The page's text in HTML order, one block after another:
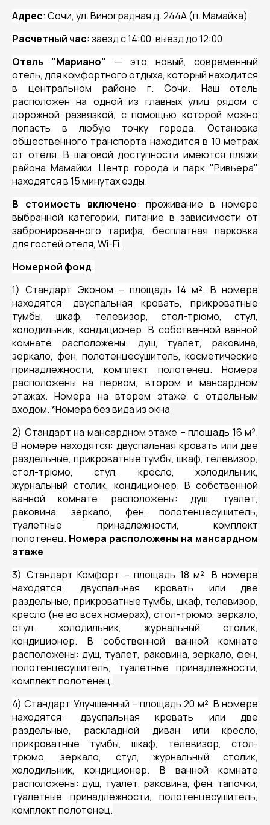
Адрес: Сочи, ул. Виноградная д. 244А (п. Мамайка)
Расчетный час: заезд с 14:00, выезд до 12:00
Отель "Мариано"
— это новый, современный
отель, для комфортного отдыха, который находится
в центральном районе г. Сочи. Наш отель
расположен на одной из главных улиц рядом с
дорожной развязкой, с помощью которой можно
попасть в любую точку города. Остановка
общественного транспорта находится в 10 метрах
от отеля. В шаговой доступности имеются пляжи
района Мамайки. Центр города и парк "Ривьера"
находятся в 15 минутах езды.
В стоимость включено: проживание в номере
выбранной категории, питание в зависимости от
забронированного тарифа, бесплатная парковка
для гостей отеля, Wi-Fi.
Номерной фонд:
1) Стандарт Эконом – площадь 14 м². В номере
находятся: двуспальная кровать, прикроватные
тумбы, шкаф, телевизор, стол-трюмо, стул,
холодильник, кондиционер. В собственной ванной
комнате расположены: душ, туалет, раковина,
зеркало, фен, полотенцесушитель, косметические
принадлежности, комплект полотенец. Номера
расположены на первом, втором и мансардном
этажах. Номера на втором этаже с отдельным
входом. *Номера без вида из окна
2) Стандарт на мансардном этаже – площадь 16 м².
В номере находятся: двуспальная кровать или две
раздельные, прикроватные тумбы, шкаф, телевизор,
стол-трюмо, стул, кресло, холодильник,
журнальный столик, кондиционер. В собственной
ванной комнате расположены: душ, туалет,
раковина, зеркало, фен, полотенцесушитель,
туалетные принадлежности, комплект
полотенец. Номера расположены на мансардном
этаже
3) Стандарт Комфорт – площадь 18 м². В номере
находятся: двуспальная кровать или две
раздельные, прикроватные тумбы, шкаф, телевизор,
кресло (не во всех номерах), стол-трюмо, зеркало,
стул, холодильник, журнальный столик,
кондиционер. В собственной ванной комнате
расположены: душ, туалет, раковина, зеркало, фен,
полотенцесушитель, туалетные принадлежности,
комплект полотенец.
4) Стандарт Улучшенный – площадь 20 м². В номере
находятся: двуспальная кровать или две
раздельные, раскладной диван или кресло,
прикроватные тумбы, шкаф, телевизор, стол-
трюмо, зеркало, стул, журнальный столик,
холодильник, кондиционер. В ванной комнате
расположены: душ, туалет, раковина, фен, тапочки,
туалетные принадлежности, полотенцесушитель,
комплект полотенец.